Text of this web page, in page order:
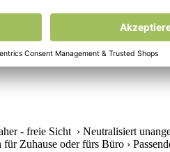
- freie Sicht › Neutralisiert
Zuhause oder fürs Büro ›